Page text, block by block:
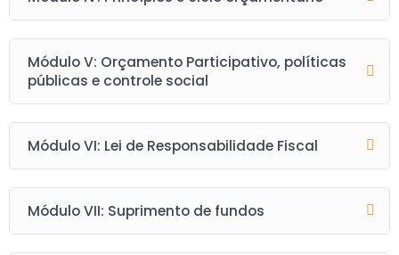
Módulo V: Orçamento Participativo, políticas
públicas e controle social
Módulo VI: Lei de Responsabilidade Fiscal
Módulo VII: Suprimento de fundos